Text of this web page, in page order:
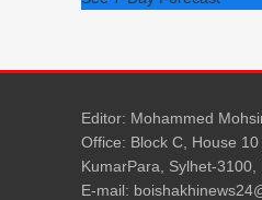
Editor: Mohammed
Office: Block C, House
KumarPara, Sylhet-3100,
E-mail: